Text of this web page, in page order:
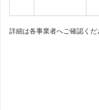
詳細は各事業者へご確認くだ